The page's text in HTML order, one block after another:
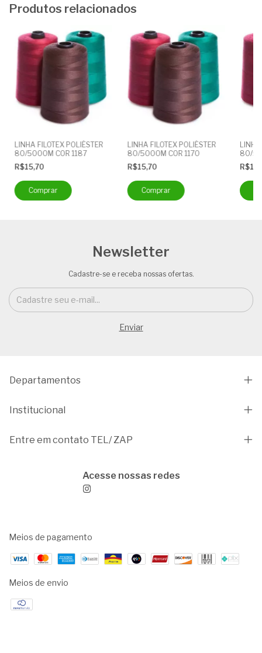
Produtos relacionados
LINHA FILOTEX POLIÉSTER
80/5000M COR 1187
R$15,70
LINHA FILOTEX POLIÉSTER
80/5000M COR 1170
R$15,70
LINHA
80/
Newsletter
Cadastre-se e receba nossas ofertas.
Departamentos
Institucional
Entre em contato TEL/ ZAP
Meios de pagamento
Meios de envio